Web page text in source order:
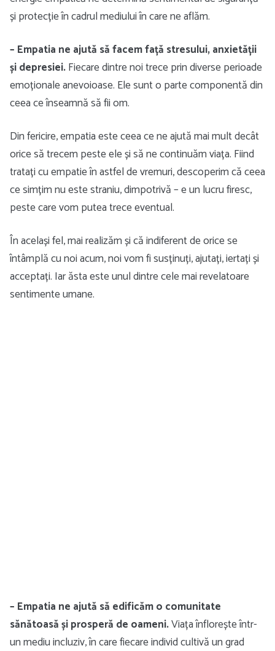
și protecție în cadrul mediului în care ne aflăm.
– Empatia ne ajută să facem față stresului, anxietății
și depresiei.Fiecare dintre noi trece prin diverse perioade
emoționale anevoioase. Ele sunt o parte componentă din
ceea ce înseamnă să fii om.
Din fericire, empatia este ceea ce ne ajută mai mult decât
orice să trecem peste ele și să ne continuăm viața. Fiind
tratați cu empatie în astfel de vremuri, descoperim că ceea
ce simțim nu este straniu, dimpotrivă – e un lucru firesc,
peste care vom putea trece eventual.
În același fel, mai realizăm și că indiferent de orice se
întâmplă cu noi acum, noi vom fi susținuți, ajutați, iertați și
acceptați. Iar ăsta este unul dintre cele mai revelatoare
sentimente umane.
– Empatia ne ajută să edificăm o comunitate
sănătoasă și prosperă de oameni.Viața înflorește într-
un mediu incluziv, în care fiecare individ cultivă un grad